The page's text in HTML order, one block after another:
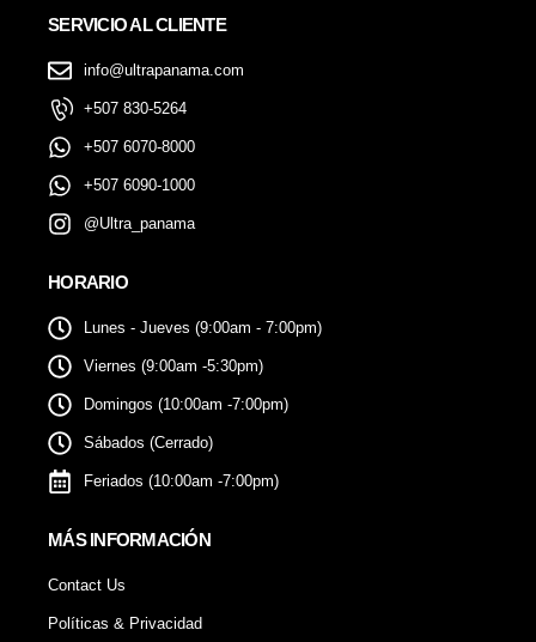
SERVICIO AL CLIENTE
info@ultrapanama.com
+507 830-5264
+507 6070-8000
+507 6090-1000
@Ultra_panama
HORARIO
Lunes - Jueves (9:00am - 7:00pm)
Viernes (9:00am -5:30pm)
Domingos (10:00am -7:00pm)
Sábados (Cerrado)
Feriados (10:00am -7:00pm)
MÁS INFORMACIÓN
Contact Us
Políticas & Privacidad